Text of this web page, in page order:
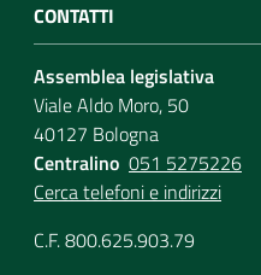
CONTATTI
Assemblea legislativa
Viale Aldo Moro, 50
40127 Bologna
Centralino 051 5275226
Cerca telefoni e indirizzi
C.F. 800.625.903.79